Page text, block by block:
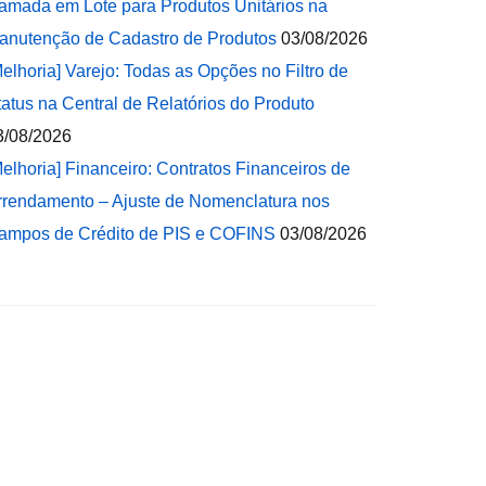
em Lote para Produtos Unitários na
de Cadastro de Produtos 03/08/2026
Varejo: Todas as Opções no Filtro de
na Central de Relatórios do Produto
08/2026
Financeiro: Contratos Financeiros de
– Ajuste de Nomenclatura nos
de Crédito de PIS e COFINS 03/08/2026